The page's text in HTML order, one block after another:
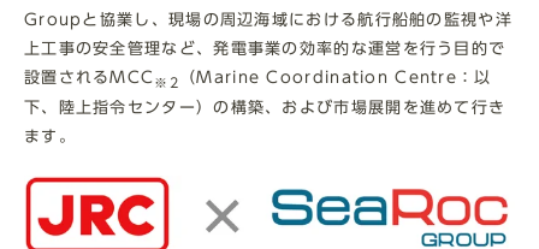
Groupと協業し、現場の周辺海域における航行船舶の監視や洋
上工事の安全管理など、発電事業の効率的な運営を行う目的で
設置されるMCC ※2
（Marine Coordination Centre：以
下、陸上指令センター）の構築、および市場展開を進めて行き
ます。